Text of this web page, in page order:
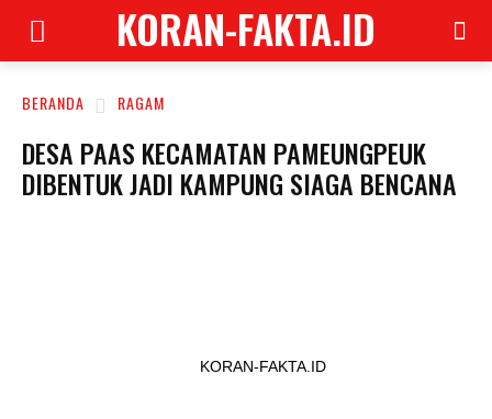
KORAN-FAKTA.ID
BERANDA RAGAM
DESA PAAS KECAMATAN PAMEUNGPEUK
DIBENTUK JADI KAMPUNG SIAGA BENCANA
KORAN-FAKTA.ID